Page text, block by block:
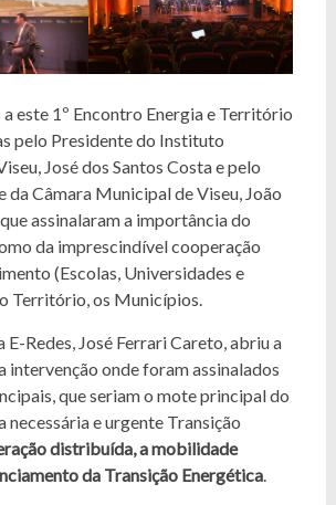
a este 1º Encontro Energia e Território
pelo Presidente do Instituto
José dos Santos Costa e pelo
da Câmara Municipal de Viseu, João
assinalaram a importância do
da imprescindível cooperação
(Escolas, Universidades e
Território, os Municípios.
E-Redes, José Ferrari Careto, abriu a
intervenção onde foram assinalados
que seriam o mote principal do
necessária e urgente Transição
distribuída, a mobilidade
da Transição Energética.